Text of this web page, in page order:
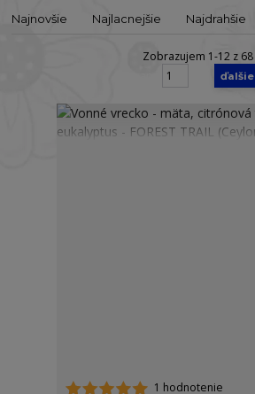
Najnovšie Najlacnejšie Najdrahšie
Zobrazujem 1-12 z 68
ďalšie
1 hodnotenie